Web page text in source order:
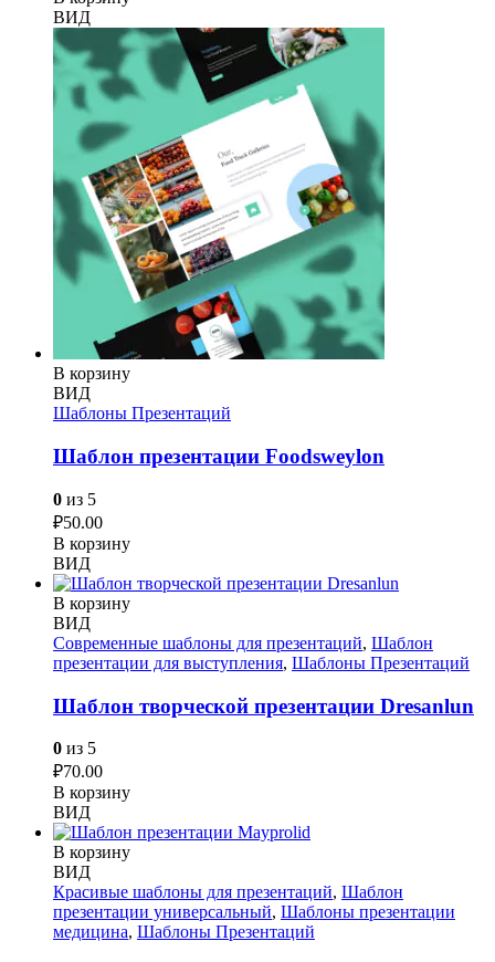
ВИД
В корзину
ВИД
Шаблоны Презентаций
Шаблон презентации Foodsweylon
0 из 5
₽50.00
В корзину
ВИД
В корзину
ВИД
Современные шаблоны для презентаций, Шаблон
презентации для выступления, Шаблоны Презентаций
Шаблон творческой презентации Dresanlun
0 из 5
₽70.00
В корзину
ВИД
В корзину
ВИД
Красивые шаблоны для презентаций, Шаблон
презентации универсальный, Шаблоны презентации
медицина, Шаблоны Презентаций